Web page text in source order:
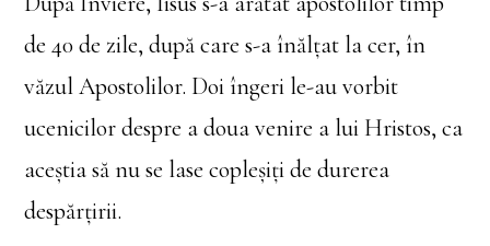
de 40 de zile, după care s-a înălțat la cer, în
văzul Apostolilor. Doi îngeri le-au vorbit
ucenicilor despre a doua venire a lui Hristos, ca
aceștia să nu se lase copleșiți de durerea
despărțirii.